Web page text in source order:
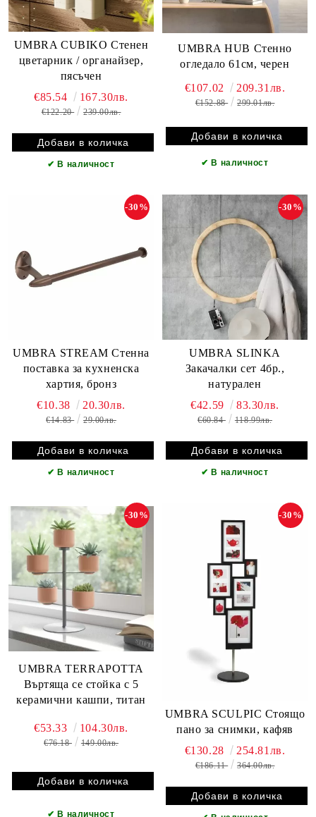
UMBRA CUBIKO Стенен
цветарник / органайзер,
пясъчен
€85.54 167.30лв.
€122.20 239.00лв.
✔ В наличност
UMBRA HUB Стенно
огледало 61см, черен
€107.02 209.31лв.
€152.88 299.01лв.
✔ В наличност
UMBRA STREAM Стенна
поставка за кухненска
хартия, бронз
-30%
€10.38 20.30лв.
€14.83 29.00лв.
✔ В наличност
UMBRA SLINKA
Закачалки сет 4бр.,
натурален
-30%
€42.59 83.30лв.
€60.84 118.99лв.
✔ В наличност
UMBRA TERRAPOTTA
Въртяща се стойка с 5
керамични кашпи, титан
-30%
€53.33 104.30лв.
€76.18 149.00лв.
✔ В наличност
UMBRA SCULPIC Стоящо
пано за снимки, кафяв
-30%
€130.28 254.81лв.
€186.11 364.00лв.